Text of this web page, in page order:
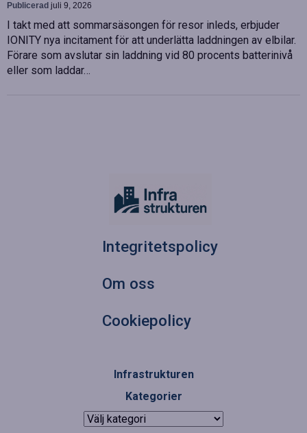
Publicerad juli 9, 2026
I takt med att sommarsäsongen för resor inleds, erbjuder
IONITY nya incitament för att underlätta laddningen av elbilar.
Förare som avslutar sin laddning vid 80 procents batterinivå
eller som laddar…
Integritetspolicy
Om oss
Cookiepolicy
Infrastrukturen
Kategorier
Kategorier